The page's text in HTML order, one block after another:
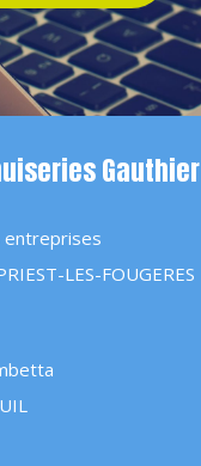
Gauthier
entreprises
LES-FOUGERES